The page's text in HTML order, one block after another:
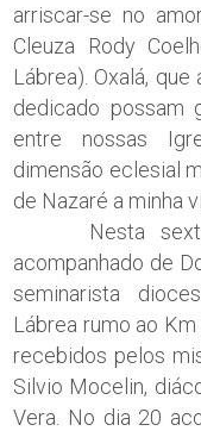
arriscar-se no
Cleuza Rody
Lábrea). Oxalá,
dedicado possam
entre nossas
dimensão eclesial
de Nazaré a minha
Nesta sexta-
acompanhado de
seminarista
Lábrea rumo ao
recebidos pelos
Silvio Mocelin,
Vera. No dia 20